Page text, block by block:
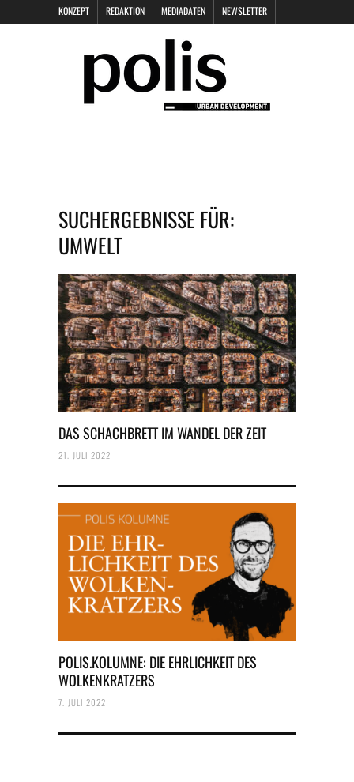
KONZEPT REDAKTION MEDIADATEN NEWSLETTER
DATENSCHUTZ
SUCHERGEBNISSE FÜR:
UMWELT
DAS SCHACHBRETT IM WANDEL DER ZEIT
21. JULI 2022
POLIS.KOLUMNE: DIE EHRLICHKEIT DES
WOLKENKRATZERS
7. JULI 2022